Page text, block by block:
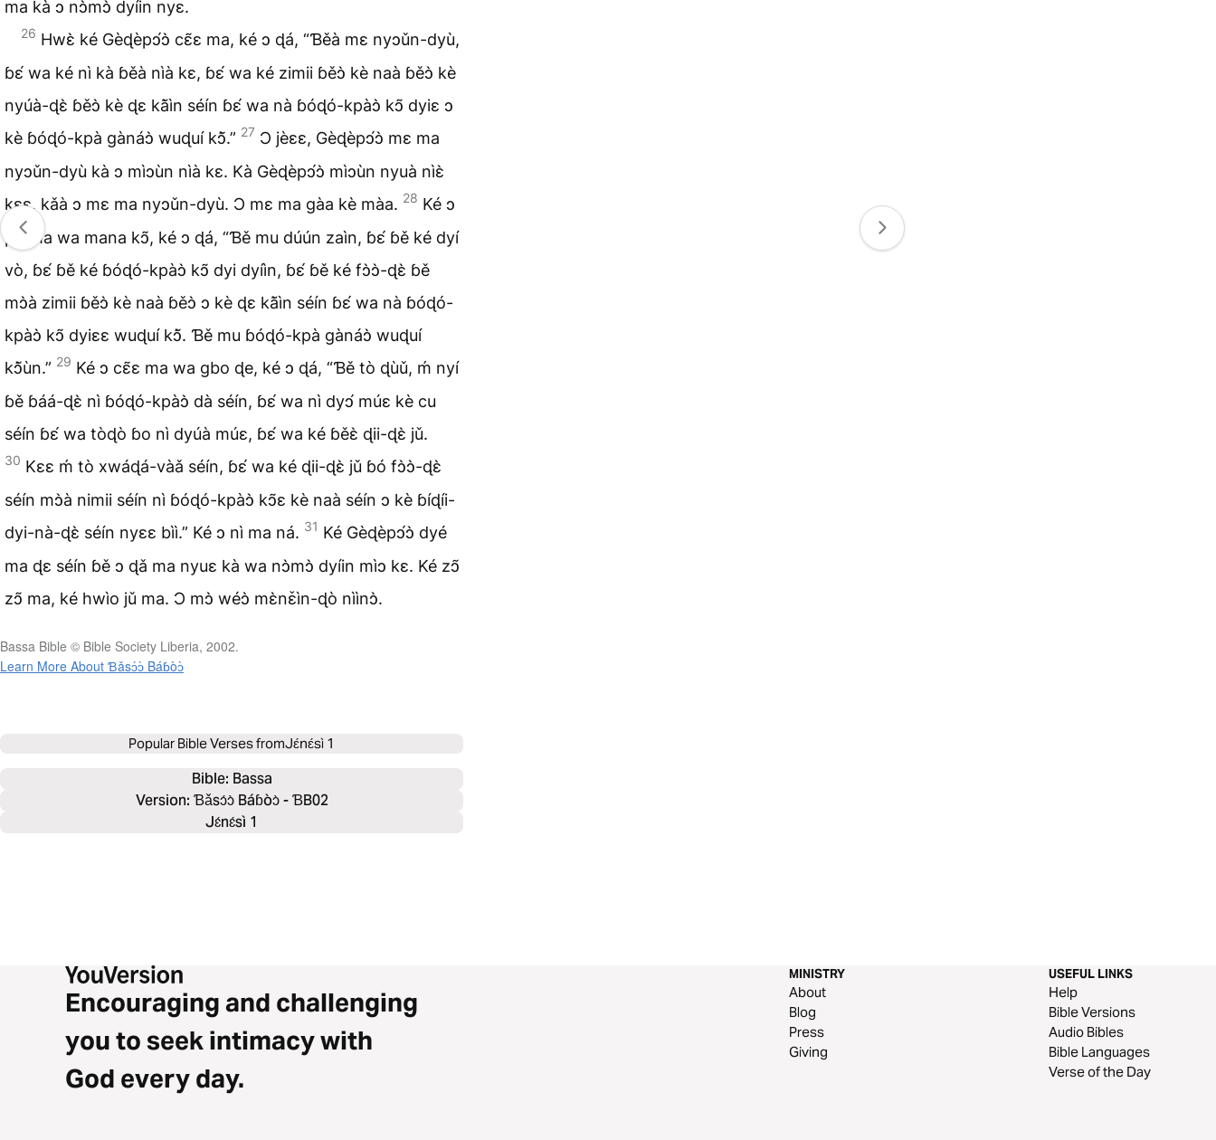
ma kà ɔ nɔ̀mɔ̀ dyíin nyɛ.
26 Hwɛ̀ ké Gèɖèpɔ́ɔ̀ cɛ̃ɛ ma, ké ɔ ɖá, “Ɓěà mɛ nyɔǔn-dyù,
ɓɛ́ wa ké nì kà ɓěà nìà kɛ, ɓɛ́ wa ké zimii ɓěɔ̀ kè naà ɓěɔ̀ kè
nyúà-ɖɛ̀ ɓěɔ̀ kè ɖɛ kã̀ìn séín ɓɛ́ wa nà ɓóɖó-kpàɔ̀ kɔ̃ dyiɛ ɔ
kè ɓóɖó-kpà gànáɔ̀ wuɖuí kɔ̃̀.” 27 Ɔ jèɛɛ, Gèɖèpɔ́ɔ̀ mɛ ma
nyɔǔn-dyù kà ɔ mìɔùn nìà kɛ. Kà Gèɖèpɔ́ɔ̀ mìɔùn nyuà nìɛ̀
kɛɛ, kǎà ɔ mɛ ma nyɔǔn-dyù. Ɔ mɛ ma gàa kè màa. 28 Ké ɔ
po ma wa mana kɔ̃, ké ɔ ɖá, “Ɓě mu dúún zaìn, ɓɛ́ ɓě ké dyí
vò, ɓɛ́ ɓě ké ɓóɖó-kpàɔ̀ kɔ̃ dyi dyíìn, ɓɛ́ ɓě ké fɔ̀ɔ̀-ɖɛ̀ ɓě
mɔ̀à zimii ɓěɔ̀ kè naà ɓěɔ̀ ɔ kè ɖɛ kã̀ìn séín ɓɛ́ wa nà ɓóɖó-
kpàɔ̀ kɔ̃ dyiɛɛ wuɖuí kɔ̃̀. Ɓě mu ɓóɖó-kpà gànáɔ̀ wuɖuí
kɔ̃̀ùn.” 29 Ké ɔ cɛ̃ɛ ma wa gbo ɖe, ké ɔ ɖá, “Ɓě tò ɖùǔ, ḿ nyí
ɓě ɓáá-ɖɛ̀ nì ɓóɖó-kpàɔ̀ dà séín, ɓɛ́ wa nì dyɔ́ múɛ kè cu
séín ɓɛ́ wa tòɖò ɓo nì dyúà múɛ, ɓɛ́ wa ké ɓěɛ̀ ɖii-ɖɛ̀ jǔ.
30 Kɛɛ ḿ tò xwáɖá-vàǎ séín, ɓɛ́ wa ké ɖii-ɖɛ̀ jǔ ɓó fɔ̀ɔ̀-ɖɛ̀
séín mɔ̀à nimii séín nì ɓóɖó-kpàɔ̀ kɔ̃ɛ kè naà séín ɔ kè ɓíɖíi-
dyi-nà-ɖɛ̀ séín nyɛɛ bìì.” Ké ɔ nì ma ná. 31 Ké Gèɖèpɔ́ɔ̀ dyé
ma ɖɛ séín ɓě ɔ ɖǎ ma nyuɛ kà wa nɔ̀mɔ̀ dyíin mìɔ kɛ. Ké zɔ̃
zɔ̃ ma, ké hwìo jǔ ma. Ɔ mɔ̀ wéɔ̀ mɛ̀nɛ̌ìn-ɖò nììnɔ̀.
Bassa Bible © Bible Society Liberia, 2002.
Learn More About Ɓǎsɔ́ɔ̀ Báɓòɔ̀
Popular Bible Verses fromJɛ́nɛ́sì 1
Bible: Bassa
Version: Ɓǎsɔ́ɔ̀ Báɓòɔ̀ - ƁB02
Jɛ́nɛ́sì 1
Encouraging and challenging
you to seek intimacy with
God every day.
MINISTRY
About
Blog
Press
Giving
USEFUL LINKS
Help
Bible Versions
Audio Bibles
Bible Languages
Verse of the Day